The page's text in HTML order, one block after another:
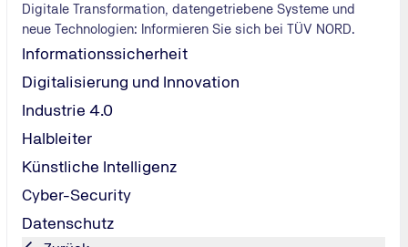
Digitale Transformation, datengetriebene Systeme und
neue Technologien: Informieren Sie sich bei TÜV NORD.
Informationssicherheit
Digitalisierung und Innovation
Industrie 4.0
Halbleiter
Künstliche Intelligenz
Cyber-Security
Datenschutz
und nachvollziehbare Begutachtungen.
Terminplanung.
begleiten Sie durch den gesamten